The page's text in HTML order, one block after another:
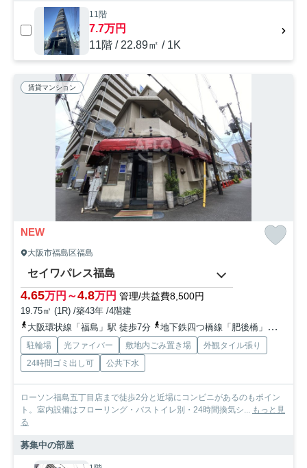
11階
7.7万円
11階 / 22.89㎡ / 1K
賃貸マンション
NEW
大阪市福島区福島
セイワパレス福島
4.65万円～4.8万円 管理/共益費8,500円
19.75㎡ (1R) /築43年 /4階建
大阪環状線「福島」駅 徒歩7分
地下鉄四つ橋線「肥後橋」駅 徒歩15分
駐輪場 光ファイバー 敷地内ごみ置き場
外観タイル張り
24時間ゴミ出し可
公共下水
ローソン福島五丁目店まで徒歩2分と近場にコンビニがあるのもポイン
ト。室内設備はフローリング・バストイレ別・24時間換気シ... もっと見
る
募集中の部屋